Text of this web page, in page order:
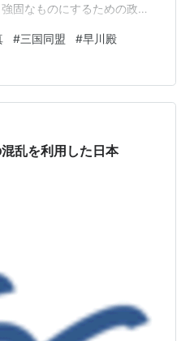
固なものにするための政略
によって信玄は信濃、義元
平定を目指せたのです。 そ
ということで、今川氏真は
は今川義元の娘（嶺松
の娘（黄梅院）が嫁したの
綻してしまったのです。 …
#三国同盟 #早川殿
乱を利用した日本